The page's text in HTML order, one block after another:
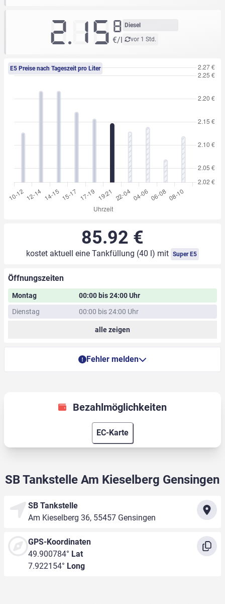
Diesel
vor 1 Std.
2.15 8
€/l
E5 Preise nach Tageszeit pro Liter
85.92 €
kostet aktuell eine Tankfüllung (40 l) mit Super E5
Öffnungszeiten
Montag
00:00 bis 24:00 Uhr
Dienstag
00:00 bis 24:00 Uhr
alle zeigen
Fehler melden
Bezahlmöglichkeiten
EC-Karte
SB Tankstelle Am Kieselberg Gensingen
SB Tankstelle
Am Kieselberg 36, 55457 Gensingen
GPS-Koordinaten
49.900784° Lat
7.922154° Long